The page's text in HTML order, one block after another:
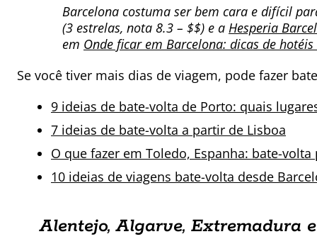
Barcelona costuma ser bem cara e difícil
(3 estrelas, nota 8.3 – $$) e a Hesperia
em Onde ficar em Barcelona: dicas de
Se você tiver mais dias de viagem, pode fazer
9 ideias de bate-volta de Porto: quais
7 ideias de bate-volta a partir de Lisboa
O que fazer em Toledo, Espanha: bate-
10 ideias de viagens bate-volta desde
Alentejo, Algarve, Extremadura